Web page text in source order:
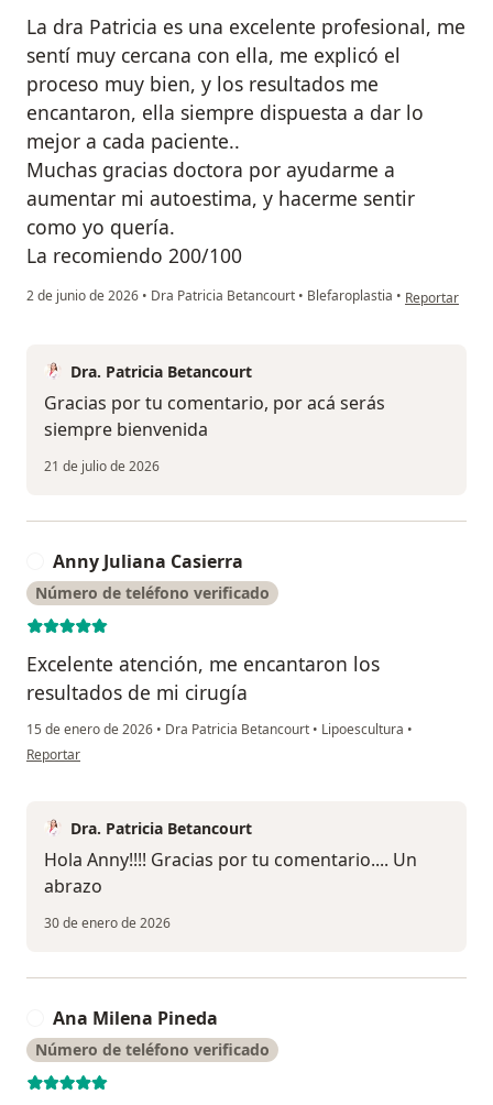
La dra Patricia es una excelente profesional, me
sentí muy cercana con ella, me explicó el
proceso muy bien, y los resultados me
encantaron, ella siempre dispuesta a dar lo
mejor a cada paciente..
Muchas gracias doctora por ayudarme a
aumentar mi autoestima, y hacerme sentir
como yo quería.
La recomiendo 200/100
2 de junio de 2026 • Dra Patricia Betancourt • Blefaroplastia • en opinión
Reportar
Dra. Patricia Betancourt
Gracias por tu comentario, por acá serás
siempre bienvenida
21 de julio de 2026
Anny Juliana Casierra
Número de teléfono verificado
Excelente atención, me encantaron los
resultados de mi cirugía
15 de enero de 2026 • Dra Patricia Betancourt • Lipoescultura •
en opinión del usuario Anny Juliana Casierra
Reportar
Dra. Patricia Betancourt
Hola Anny!!!! Gracias por tu comentario.... Un
abrazo
30 de enero de 2026
Ana Milena Pineda
Número de teléfono verificado